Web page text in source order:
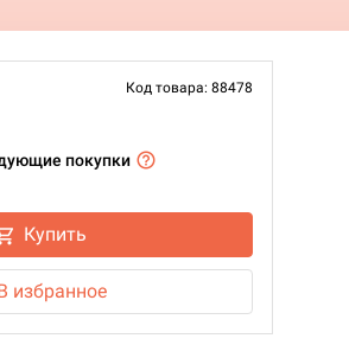
Код товара: 88478
покупки
Купить
избранное